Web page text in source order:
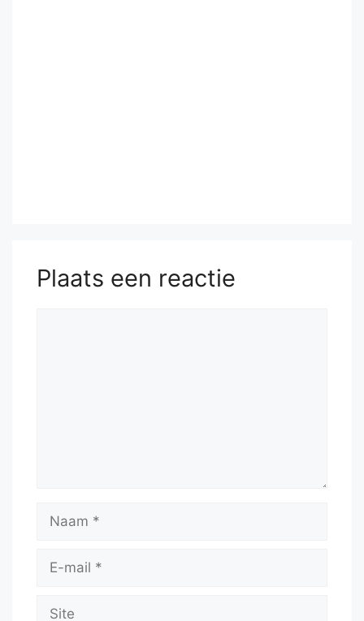
Plaats een reactie
Naam
Site